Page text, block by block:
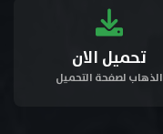
تحميل الان
الذهاب لصفحة التحميل